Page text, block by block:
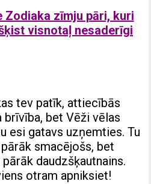
Zodiaka zīmju pāri, kuri
visnotaļ nesaderīgi
tev patīk, attiecībās
bet Vēži vēlas
esi gatavs uzņemties. Tu
smacējošs, bet
daudzšķautnains.
otram apniksiet!